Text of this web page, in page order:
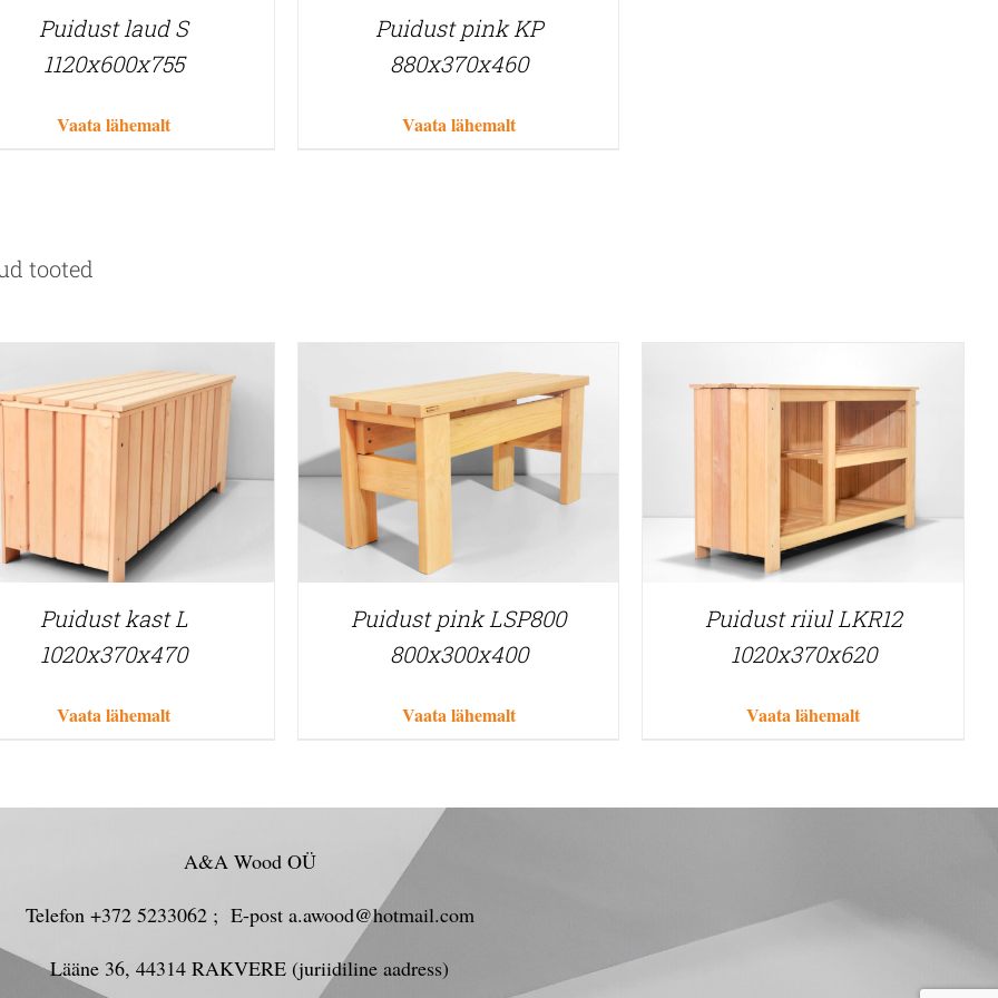
Puidust laud S
1120x600x755
Vaata lähemalt
Puidust pink KP
880x370x460
Vaata lähemalt
tooted
Puidust kast L
1020x370x470
Vaata lähemalt
Puidust pink LSP800
800x300x400
Vaata lähemalt
Puidust riiul LKR12
1020x370x620
Vaata lähemalt
A&A Wood OÜ
Telefon +372 5233062 ; E-post a.awood@hotmail.com
Lääne 36, 44314 RAKVERE (juriidiline aadress)